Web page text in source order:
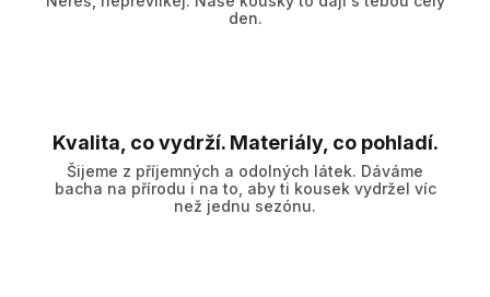
den.
Kvalita, co vydrží. Materiály, co pohladí.
Šijeme z příjemných a odolných látek. Dáváme
bacha na přírodu i na to, aby ti kousek vydržel víc
než jednu sezónu.